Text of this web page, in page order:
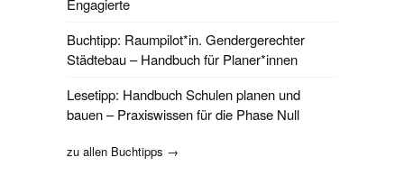
Buchtipp: Raumpilot*in. Gendergerechter
Städtebau – Handbuch für Planer*innen
Lesetipp: Handbuch Schulen planen und
bauen – Praxiswissen für die Phase Null
zu allen Buchtipps →